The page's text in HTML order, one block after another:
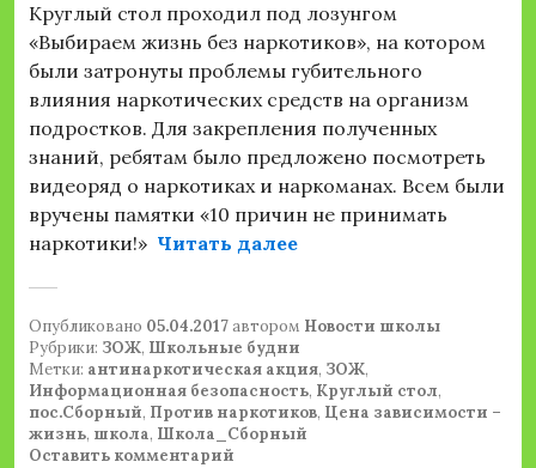
Круглый стол проходил под лозунгом
«Выбираем жизнь без наркотиков», на котором
были затронуты проблемы губительного
влияния наркотических средств на организм
подростков. Для закрепления полученных
знаний, ребятам было предложено посмотреть
видеоряд о наркотиках и наркоманах. Всем были
вручены памятки «10 причин не принимать
наркотики!» Читать далее«Круглый стол «Цена
Опубликовано 05.04.2017автором Новости школы
Рубрики: ЗОЖ, Школьные будни
Метки: антинаркотическая акция, ЗОЖ,
Информационная безопасность, Круглый стол,
пос.Сборный, Против наркотиков, Цена зависимости –
жизнь, школа, Школа_Сборный
Оставить комментарий